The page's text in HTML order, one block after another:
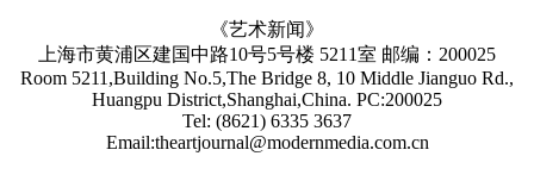
《艺术新闻》
上海市黄浦区建国中路10号5号楼 5211室 邮编：200025
Room 5211,Building No.5,The Bridge 8, 10 Middle Jianguo Rd.,
Huangpu District,Shanghai,China. PC:200025
Tel: (8621) 6335 3637
Email:theartjournal@modernmedia.com.cn